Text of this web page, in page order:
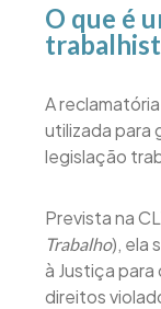
O que é
A
utilizada para
legislação
Prevista na
Trabalho), ela
à Justiça
direitos